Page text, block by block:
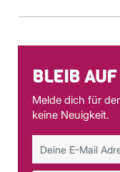
BLEIB
Melde dich für
keine Neuigkeit.